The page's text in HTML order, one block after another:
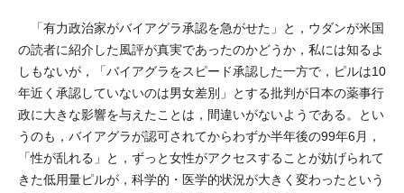
「有力政治家がバイアグラ承認を急がせた」と，ウダンが米国
の読者に紹介した風評が真実であったのかどうか，私には知るよ
しもないが，「バイアグラをスピード承認した一方で，ピルは10
年近く承認していないのは男女差別」とする批判が日本の薬事行
政に大きな影響を与えたことは，間違いがないようである。とい
うのも，バイアグラが認可されてからわずか半年後の99年6月，
「性が乱れる」と，ずっと女性がアクセスすることが妨げられて
きた低用量ピルが，科学的・医学的状況が大きく変わったという